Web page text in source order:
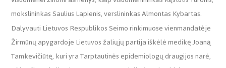
mokslininkas Saulius Lapienis, verslininkas Almontas Kybartas.
Dalyvauti Lietuvos Respublikos Seimo rinkimuose vienmandatėje
Žirmūnų apygardoje Lietuvos žaliųjų partija iškėlė medikę Joaną
Tamkevičiūtę, kuri yra Tarptautinės epidemiologų draugijos narė,